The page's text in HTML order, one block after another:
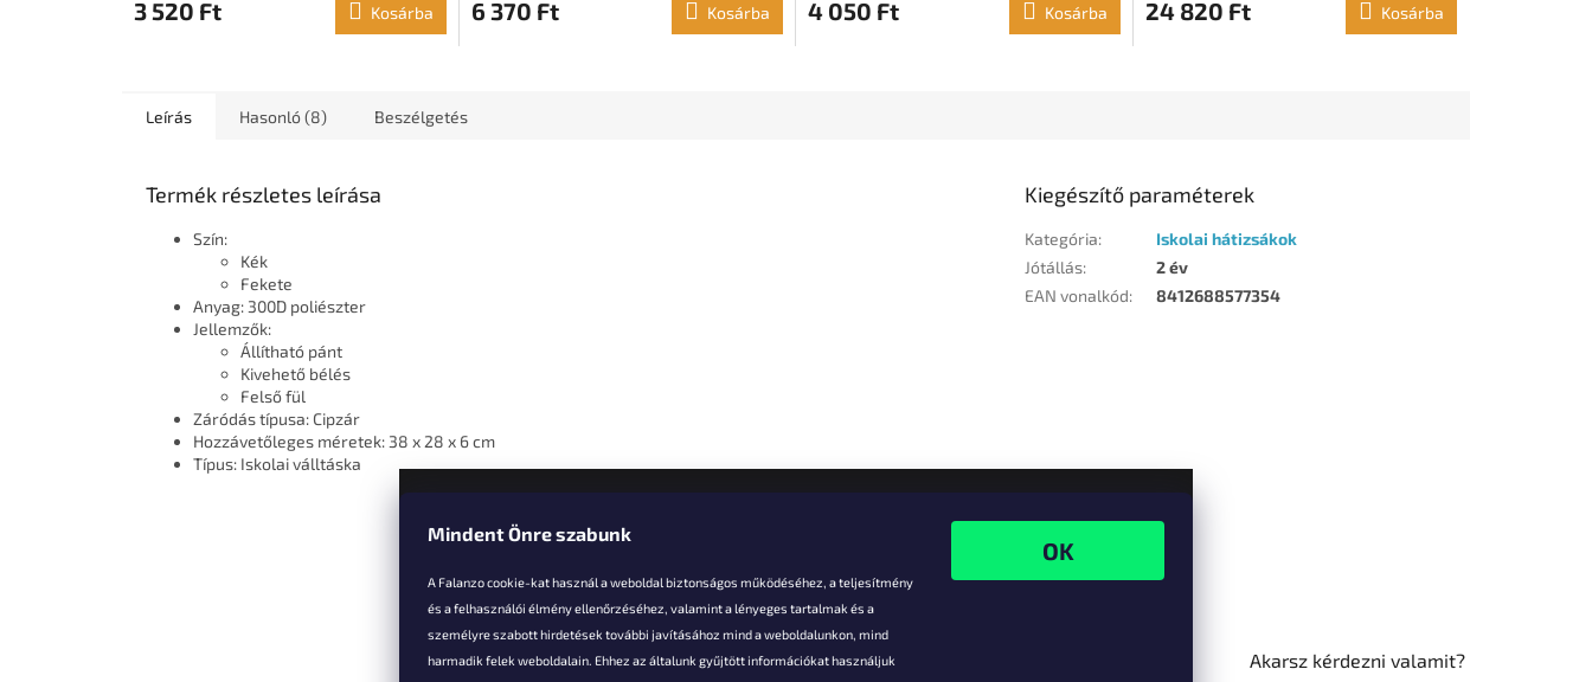
Mindent Önre szabunk
A Falanzo cookie-kat használ a weboldal biztonságos működéséhez, a teljesítmény
és a felhasználói élmény ellenőrzéséhez, valamint a lényeges tartalmak és a
személyre szabott hirdetések további javításához mind a weboldalunkon, mind
harmadik felek weboldalain. Ehhez az általunk gyűjtött információkat használjuk
3 520 Ft Kosárba 6 370 Ft Kosárba 4 050 Ft Kosárba 24 820 Ft Kosárba
Leírás Hasonló (8) Beszélgetés
Termék részletes leírása
Szín:
Kék
Fekete
Anyag: 300D poliészter
Jellemzők:
Állítható pánt
Kivehető bélés
Felső fül
Záródás típusa: Cipzár
Hozzávetőleges méretek: 38 x 28 x 6 cm
Típus: Iskolai válltáska
Kiegészítő paraméterek
Kategória:
Iskolai hátizsákok
Jótállás:
2 év
EAN vonalkód: 8412688577354
Vevőknek Akarsz kérdezni valamit?